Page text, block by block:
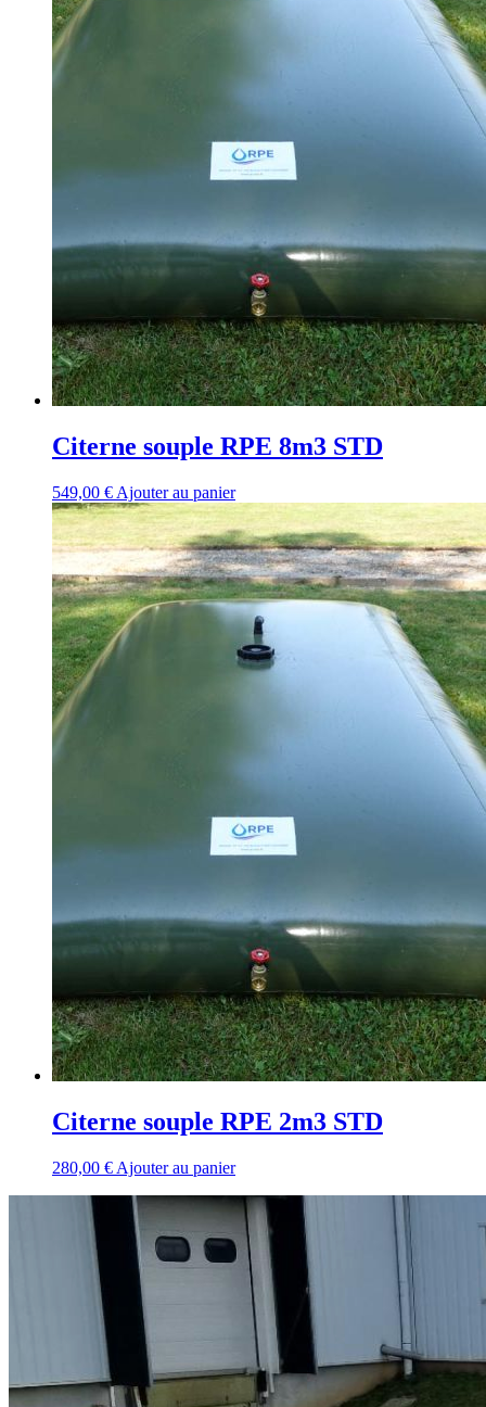
Citerne souple RPE 8m3 STD
549,00 € Ajouter au panier
Citerne souple RPE 2m3 STD
280,00 € Ajouter au panier